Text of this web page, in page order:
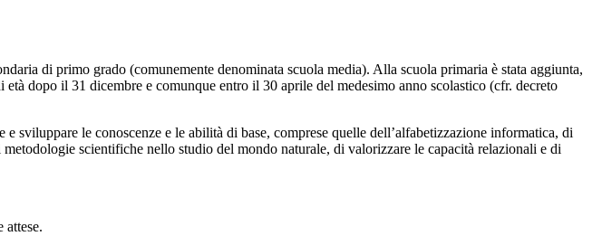
di primo grado (comunemente denominata scuola media). Alla scuola primaria è stata aggiunta,
dopo il 31 dicembre e comunque entro il 30 aprile del medesimo anno scolastico (cfr. decreto
le conoscenze e le abilità di base, comprese quelle dell’alfabetizzazione informatica, di
scientifiche nello studio del mondo naturale, di valorizzare le capacità relazionali e di